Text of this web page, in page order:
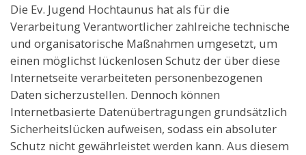
Die Ev. Jugend Hochtaunus hat als für die
Verarbeitung Verantwortlicher zahlreiche technische
und organisatorische Maßnahmen umgesetzt, um
einen möglichst lückenlosen Schutz der über diese
Internetseite verarbeiteten personenbezogenen
Daten sicherzustellen. Dennoch können
Internetbasierte Datenübertragungen grundsätzlich
Sicherheitslücken aufweisen, sodass ein absoluter
Schutz nicht gewährleistet werden kann. Aus diesem